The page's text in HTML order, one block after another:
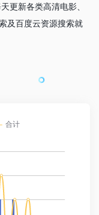
更新各类高清电影、
及百度云资源搜索就